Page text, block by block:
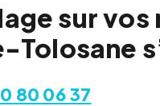
sur
80 06 37